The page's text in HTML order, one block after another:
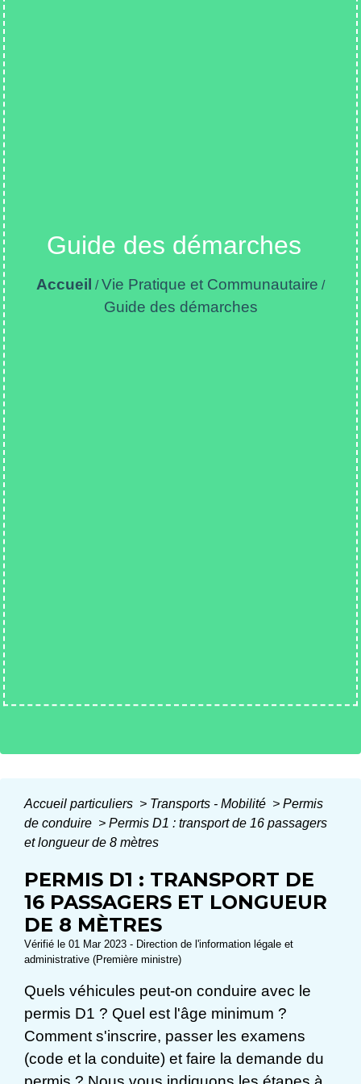
Guide des démarches
Accueil /Vie Pratique et Communautaire /
Guide des démarches
Accueil particuliers > Transports - Mobilité > Permis
de conduire > Permis D1 : transport de 16 passagers
et longueur de 8 mètres
PERMIS D1 : TRANSPORT DE
16 PASSAGERS ET LONGUEUR
DE 8 MÈTRES
Vérifié le 01 Mar 2023 - Direction de l'information légale et
administrative (Première ministre)
Quels véhicules peut-on conduire avec le
permis D1 ? Quel est l'âge minimum ?
Comment s'inscrire, passer les examens
(code et la conduite) et faire la demande du